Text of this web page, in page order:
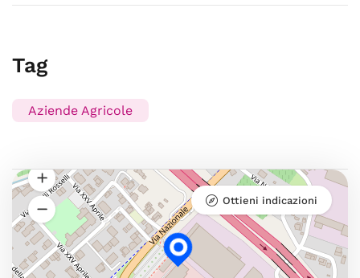
Tag
Aziende Agricole
Ottieni indicazioni